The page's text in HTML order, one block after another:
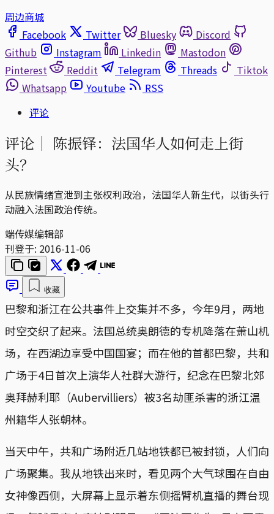
周边商城
Facebook
Twitter Bluesky
Discord
Github
Instagram Linkedin
Mastodon
Pinterest
Reddit Telegram Threads
Tiktok
Whatsapp
Youtube
RSS
评论
评论｜ 陈振铎：法国华人如何走上街
头？
从民族情绪宣泄到主张权利政治，法国华人新生代，以街头行
动融入法国政治传统。
端传媒编辑部
刊登于: 2016-11-06
收藏
巴黎和浙江在公共事件上交集并不多，今年9月，两地
时空交织了起来。法国总统奥朗德的专机降落在萧山机
场，在西湖边享受中国国宴；而在他的首都巴黎，共和
广场于4日首次上演华人社群大游行，纪念在巴黎北郊
奥拜赫利耶（Aubervilliers）被3名劫匪杀害的浙江温
州籍华人张朝林。
当天中午，共和广场附近几站地铁都已被封锁，人们向
广场聚集。我从地铁出来时，看见两个大气球围在自由
女神像西侧，大屏幕上显示着东侧摇臂机直播的舞台现